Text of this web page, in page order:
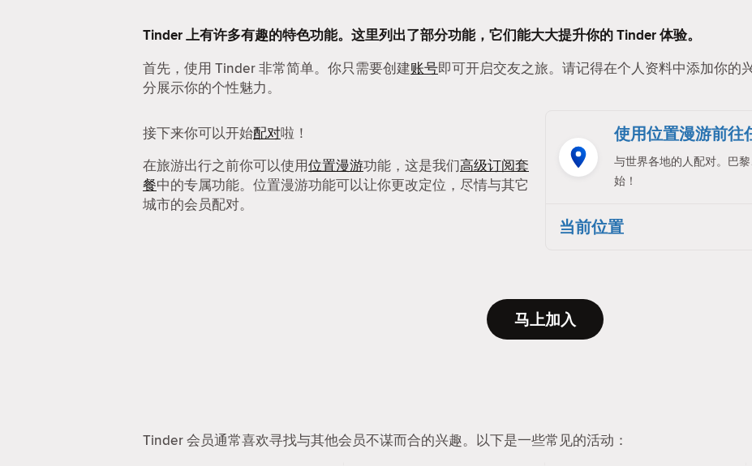
Tinder 上有许多有趣的特色功能。这里列出了部分功能，它们能大大提升你的 Tinder 体验。
首先，使用 Tinder 非常简单。你只需要创建账号即可开启交友之旅。请记得在个人资料中添加你的
分展示你的个性魅力。
接下来你可以开始配对啦！
在旅游出行之前你可以使用位置漫游功能，这是我们高级订阅套
餐中的专属功能。位置漫游功能可以让你更改定位，尽情与其它
城市的会员配对。
使用位置漫游前往
与世界各地的人配对。巴
始！
当前位置
马上加入
Tinder 会员通常喜欢寻找与其他会员不谋而合的兴趣。以下是一些常见的活动：